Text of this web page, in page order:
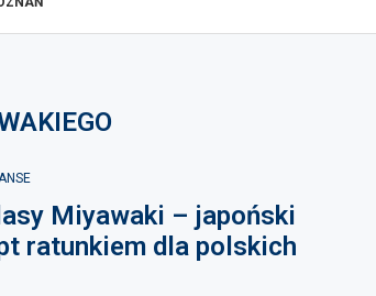
Miyawaki – japoński
ratunkiem dla polskich